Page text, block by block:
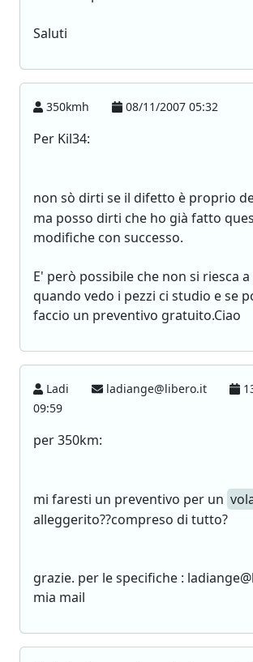
Saluti
350kmh 08/11/2007 05:32
Per Kil34:
non sò dirti se il difetto è proprio
ma posso dirti che ho già fatto
modifiche con successo.
E' però possibile che non si riesca
quando vedo i pezzi ci studio e se
faccio un preventivo gratuito.Ciao
Ladi ladiange@libero.it
09:59
per 350km:
mi faresti un preventivo per un
alleggerito??compreso di tutto?
grazie. per le specifiche :
mia mail